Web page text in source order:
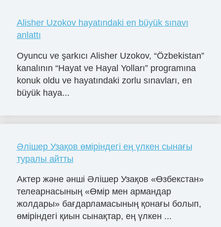
Alisher Uzokov hayatındaki en büyük sınavı
anlattı
Oyuncu ve şarkıcı Alisher Uzokov, “Özbekistan”
kanalının “Hayat ve Hayal Yolları” programına
konuk oldu ve hayatındaki zorlu sınavları, en
büyük haya...
Әлішер Узақов өміріндегі ең үлкен сынағы
туралы айтты
Актер және әнші Әлішер Узақов «Өзбекстан»
телеарнасының «Өмір мен армандар
жолдары» бағдарламасының қонағы болып,
өміріндегі қиын сынақтар, ең үлкен ...